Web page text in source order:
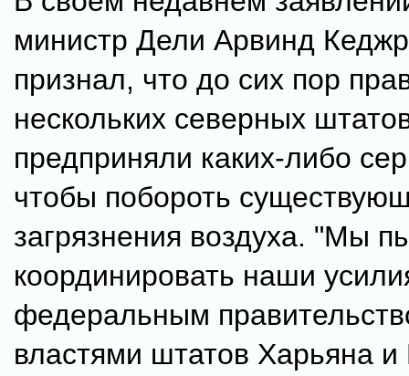
министр Дели Арвинд
признал, что до сих пор
нескольких северных
предприняли каких-либо
чтобы побороть
загрязнения воздуха. "Мы
координировать наши
федеральным
властями штатов Харьяна